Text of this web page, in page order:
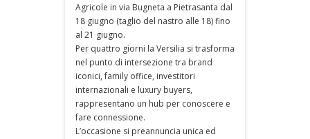
Agricole in via Bugneta a Pietrasanta dal
18 giugno (taglio del nastro alle 18) fino
al 21 giugno.
Per quattro giorni la Versilia si trasforma
nel punto di intersezione tra brand
iconici, family office, investitori
internazionali e luxury buyers,
rappresentano un hub per conoscere e
fare connessione.
L’occasione si preannuncia unica ed